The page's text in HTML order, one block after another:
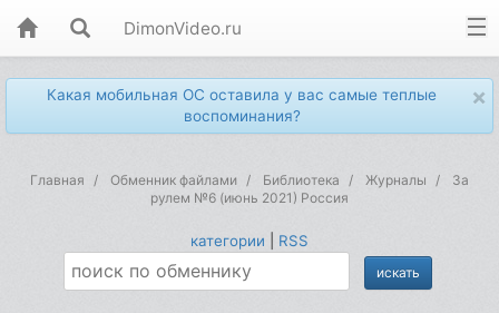
DimonVideo.ru
×
Какая мобильная ОС оставила у вас самые теплые
воспоминания?
Главная Обменник файлами Библиотека Журналы
За
рулем №6 (июнь 2021) Россия
категории RSS